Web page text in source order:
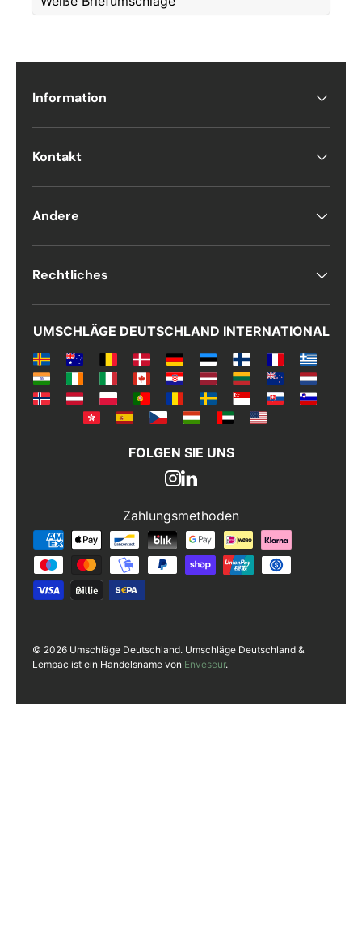
Telefon
Postnummer *
Antall
Information
Kontakt
Andere
Rechtliches
UMSCHLÄGE DEUTSCHLAND INTERNATIONAL
FOLGEN SIE UNS
Zahlungsmethoden
Zahlungsmethoden
© 2026 Umschläge Deutschland. Umschläge Deutschland &
Lempac ist ein Handelsname von Enveseur.